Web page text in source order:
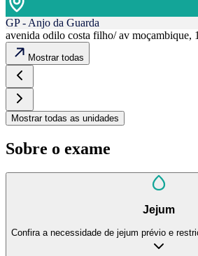
GP - Anjo da Guarda
avenida odilo costa filho/ av moçambique,
Mostrar todas
Mostrar todas as unidades
Sobre o exame
Jejum
Confira a necessidade de jejum prévio e